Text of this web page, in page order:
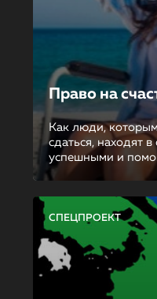
Право на
Как люди,
сдаться, находят
успешными и
СПЕЦПРОЕКТ